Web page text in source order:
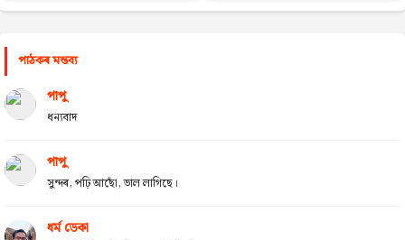
পাঠকৰ মন্তব্য
পাপু
ধন্যবাদ
পাপু
সুন্দৰ, পঢ়ি আছোঁ, ভাল লাগিছে।
ধৰ্ম ডেকা